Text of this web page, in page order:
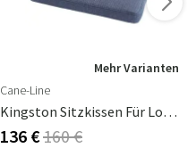
Mehr Varianten
Cane-Line
Kingston Sitzkissen Für Loungesessel Blue Link
136 €160 €